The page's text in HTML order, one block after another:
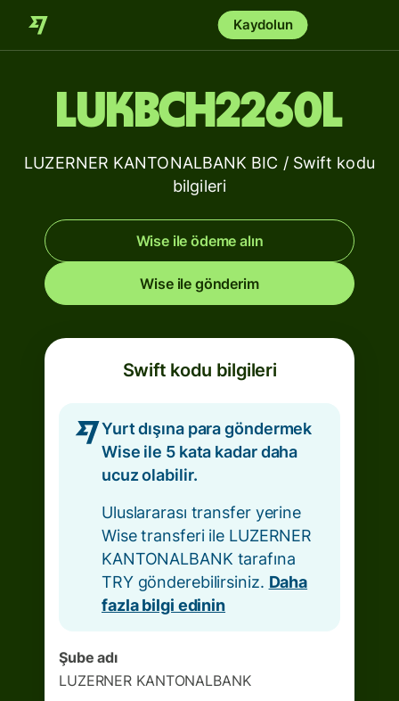
Kaydolun
LUKBCH2260L
LUZERNER KANTONALBANK BIC / Swift kodu
bilgileri
Wise ile ödeme alın
Wise ile gönderim
Swift kodu bilgileri
Yurt dışına para göndermek
Wise ile 5 kata kadar daha
ucuz olabilir.
Uluslararası transfer yerine
Wise transferi ile LUZERNER
KANTONALBANK tarafına
TRY gönderebilirsiniz. Daha
fazla bilgi edinin
Şube adı
LUZERNER KANTONALBANK